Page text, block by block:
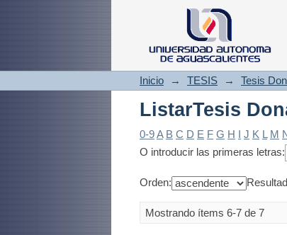
ListarTesis
Inicio → TESIS → Tesis
ListarTesis
0-9A B C D E F G H I J K L M
O introducir las primeras letras:
Orden:
Mostrando ítems 6-7 de 7